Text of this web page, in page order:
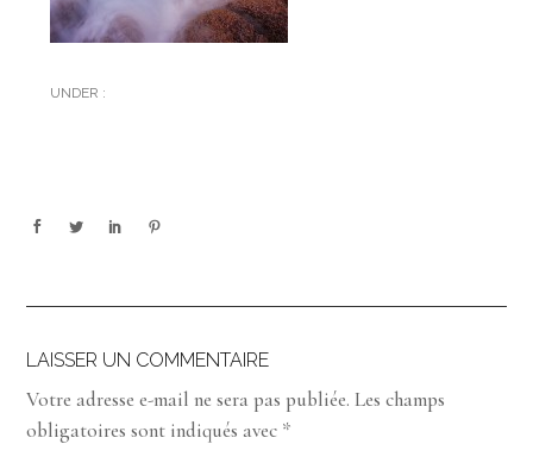
UNDER :
LAISSER UN COMMENTAIRE
Votre adresse e-mail ne sera pas publiée. Les champs
obligatoires sont indiqués avec *